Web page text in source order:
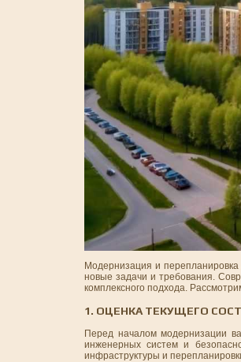
Модернизация и
новые задачи и требования.
комплексного подхода.
1. ОЦЕНКА ТЕКУЩЕГО
Перед началом модернизации
инженерных систем и
инфраструктуры и